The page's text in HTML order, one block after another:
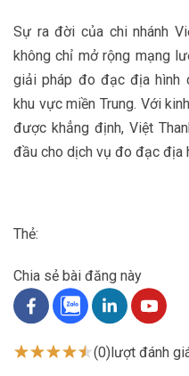
Sự ra đời của chi nhánh
không chỉ mở rộng mạng
giải pháp đo đạc địa hình
khu vực miền Trung. Với
được khẳng định, Việt
đầu cho dịch vụ đo đạc địa
Thẻ:
Chia sẻ bài đăng này
(0) lượt đánh